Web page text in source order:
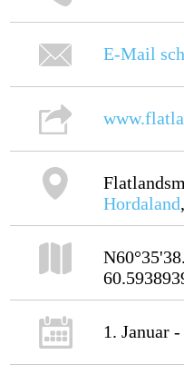
E-Mail
Hordaland,
1. Januar